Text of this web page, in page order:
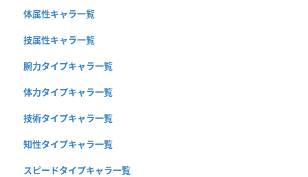
体属性キャラ一覧
技属性キャラ一覧
腕力タイプキャラ一覧
体力タイプキャラ一覧
技術タイプキャラ一覧
知性タイプキャラ一覧
スピードタイプキャラ一覧